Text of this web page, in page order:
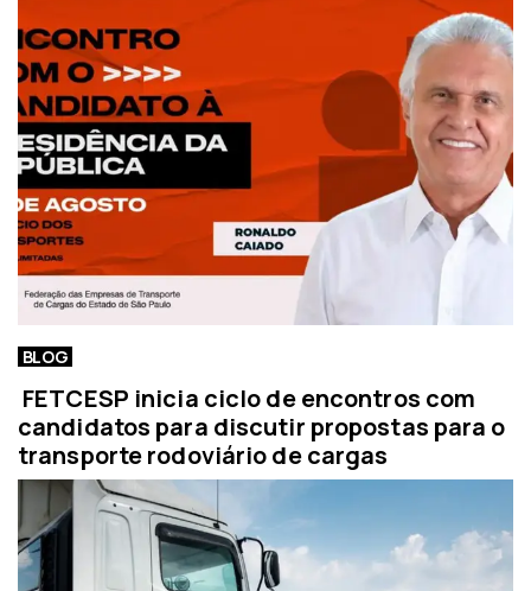
BLOG
FETCESP inicia ciclo de encontros com
candidatos para discutir propostas para o
transporte rodoviário de cargas